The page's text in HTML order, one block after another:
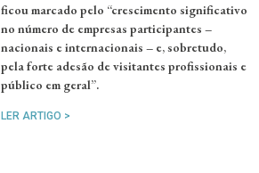
ficou marcado pelo “crescimento significativo
no número de empresas participantes –
nacionais e internacionais – e, sobretudo,
pela forte adesão de visitantes profissionais e
público em geral”.
LER ARTIGO >